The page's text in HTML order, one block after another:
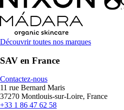
Découvrir toutes nos marques
SAV en France
Contactez-nous
11 rue Bernard Maris
37270 Montlouis-sur-Loire, France
+33 1 86 47 62 58